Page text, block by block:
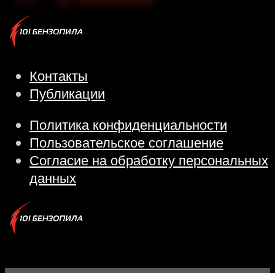
Контакты
Публикации
Политика конфиденциальности
Пользовательское соглашение
Согласие на обработку персональных
данных